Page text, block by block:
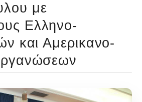
με
Ελληνο-
και Αμερικανο-